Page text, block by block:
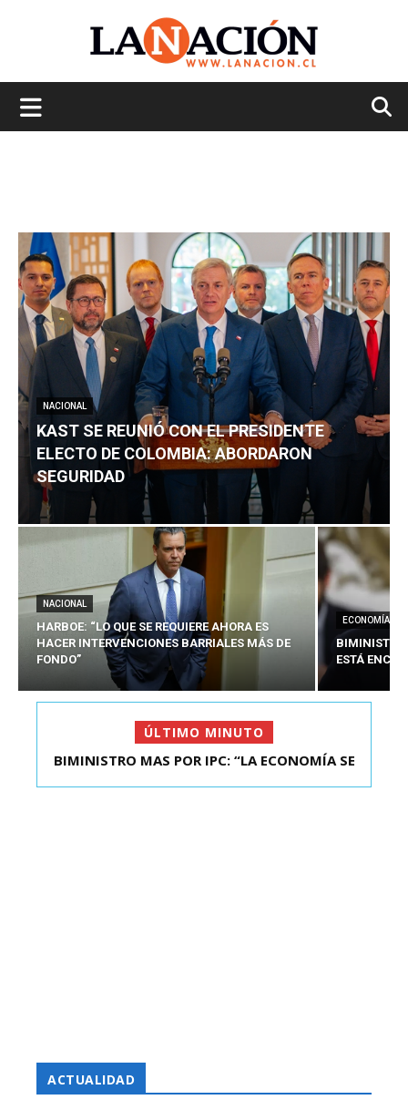
NACIONAL
KAST SE REUNIÓ CON EL PRESIDENTE
ELECTO DE COLOMBIA: ABORDARON
SEGURIDAD
NACIONAL
HARBOE: “LO QUE SE REQUIERE AHORA ES
HACER INTERVENCIONES BARRIALES MÁS DE
FONDO”
ECONOMÍA
BIMINISTRO
ESTÁ
ÚLTIMO MINUTO
KAST SE REUNIÓ CON EL PRESIDENTE ELECTO DE
BIMINISTRO MAS POR IPC: “LA ECONOMÍA SE
ACTUALIDAD